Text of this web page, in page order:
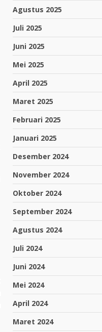
Agustus 2025
Juli 2025
Juni 2025
Mei 2025
April 2025
Maret 2025
Februari 2025
Januari 2025
Desember 2024
November 2024
Oktober 2024
September 2024
Agustus 2024
Juli 2024
Juni 2024
Mei 2024
April 2024
Maret 2024